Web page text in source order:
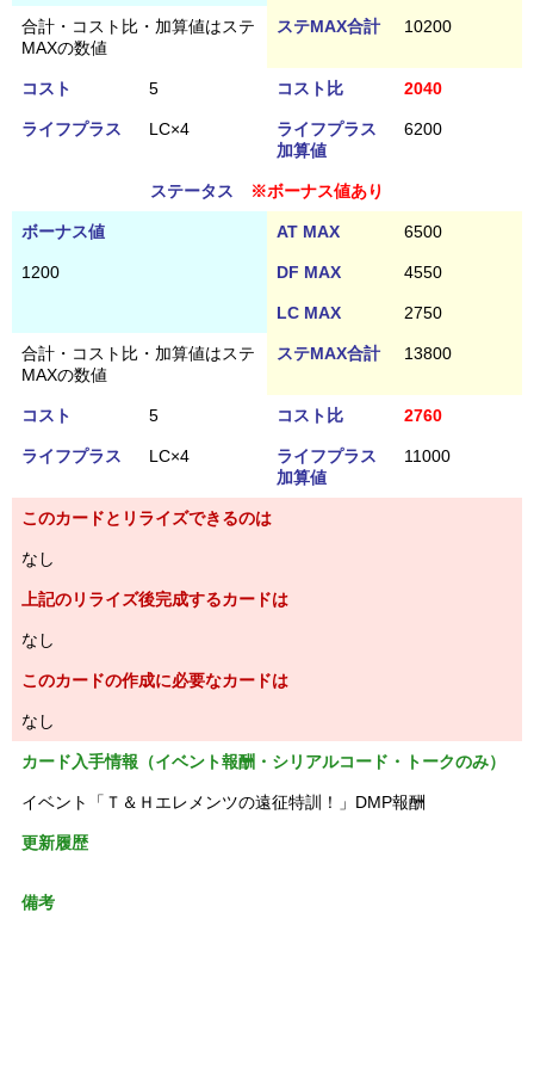
合計・コスト比・加算値はステ
MAXの数値
ステMAX合計 10200
コスト 5 コスト比 2040
ライフプラス LC×4
ライフプラス
加算値
6200
ステータス ※ボーナス値あり
ボーナス値 AT MAX 6500
1200 DF MAX 4550
LC MAX 2750
合計・コスト比・加算値はステ
MAXの数値
ステMAX合計 13800
コスト 5 コスト比 2760
ライフプラス LC×4
ライフプラス
加算値
11000
このカードとリライズできるのは
なし
上記のリライズ後完成するカードは
なし
このカードの作成に必要なカードは
なし
カード入手情報（イベント報酬・シリアルコード・トークのみ）
イベント「Ｔ＆Ｈエレメンツの遠征特訓！」DMP報酬
更新履歴
備考